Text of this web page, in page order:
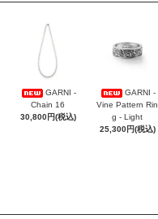
GARNI -
Chain 16
30,800円(税込)
GARNI -
Vine Pattern Rin
g - Light
25,300円(税込)